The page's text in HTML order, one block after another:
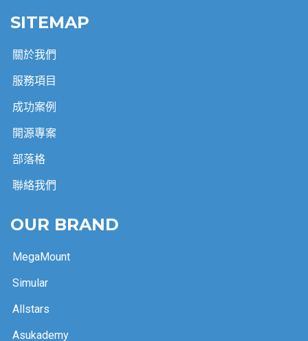
SITEMAP
關於我們
服務項目
成功案例
開源專案
部落格
聯絡我們
OUR BRAND
MegaMount
Simular
Allstars
Asukademy